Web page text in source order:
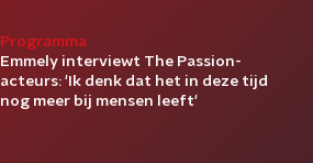
Programma
Emmely interviewt The Passion-
acteurs: 'Ik denk dat het in deze tijd
nog meer bij mensen leeft'